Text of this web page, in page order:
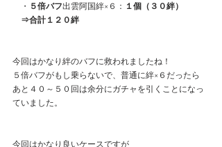
・ ５倍バフ出雲阿国絆×６： １個（３０絆）
⇒合計１２０絆
今回はかなり絆のバフに救われましたね！
５倍バフがもし乗らないで、普通に絆×６だったら
あと４０～５０回は余分にガチャを引くことになっ
ていました。
今回はかなり良いケースですが